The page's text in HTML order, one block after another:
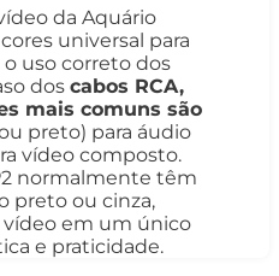
da Aquário
universal para
uso correto dos
dos cabos RCA,
mais comuns são
preto) para áudio
vídeo composto.
normalmente têm
preto ou cinza,
em um único
e praticidade.